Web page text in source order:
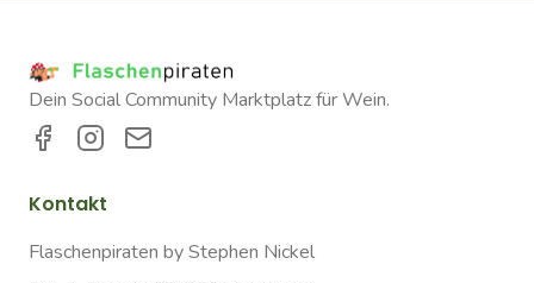
Dein Social Community Marktplatz für Wein.
Kontakt
Flaschenpiraten by Stephen Nickel